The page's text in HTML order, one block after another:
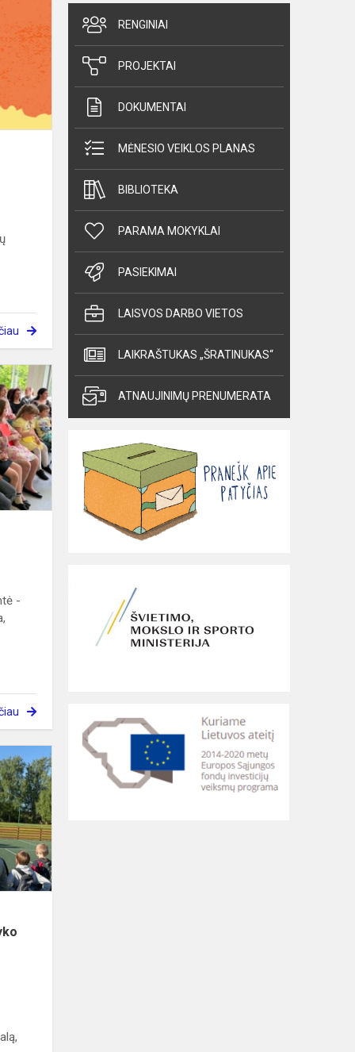
aktyviausieji
mokiniai
„AŠ
SKUBU
UŽAUGTI...“
-
Birželio
3
dieną
Alizavos
pagrindinėje
vyko
prie...
RENGINIAI
PROJEKTAI
DOKUMENTAI
MĖNESIO VEIKLOS PLANAS
BIBLIOTEKA
PARAMA MOKYKLAI
PASIEKIMAI
LAISVOS DARBO VIETOS
LAIKRAŠTUKAS „ŠRATINUKAS“
ATNAUJINIMŲ PRENUMERATA